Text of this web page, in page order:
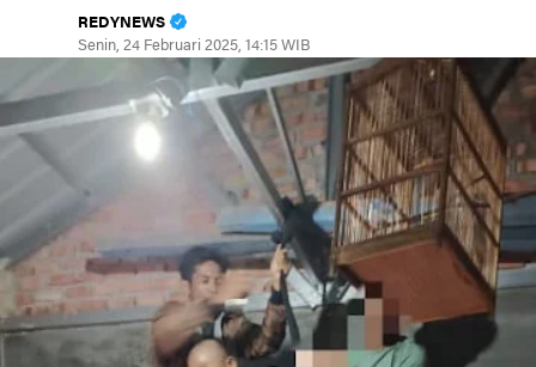
REDYNEWS
Senin, 24 Februari 2025, 14:15 WIB